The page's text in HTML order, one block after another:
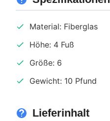
Material: Fiberglas
Höhe: 4 Fuß
Größe: 6
Gewicht: 10 Pfund
Lieferinhalt